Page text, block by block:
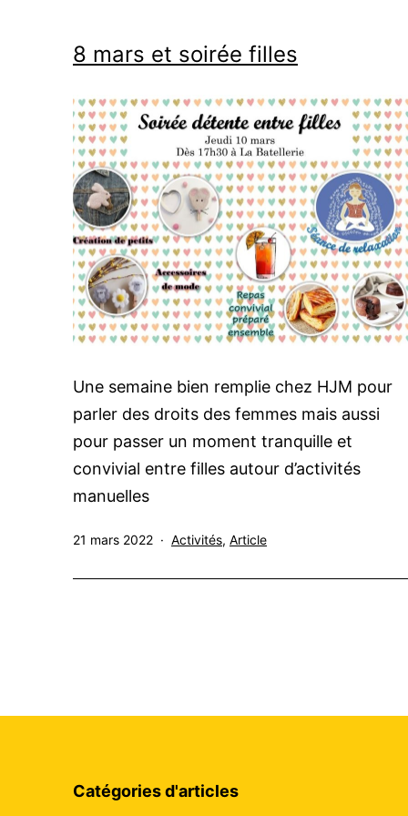
8 mars et soirée filles
Une semaine bien remplie chez HJM pour
parler des droits des femmes mais aussi
pour passer un moment tranquille et
convivial entre filles autour d’activités
manuelles
Publié
21 mars 2022
Catégorisé
Activités, Article
Catégories d'articles